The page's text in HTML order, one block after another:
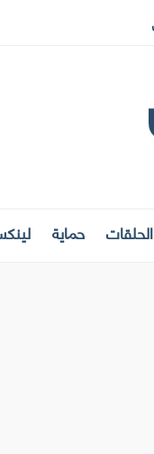
الحلقات حماية